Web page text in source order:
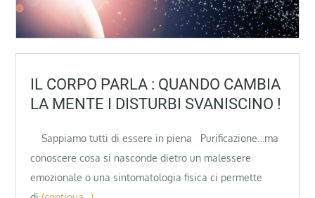
IL CORPO PARLA : QUANDO CAMBIA
LA MENTE I DISTURBI SVANISCINO !
Sappiamo tutti di essere in piena Purificazione…ma
conoscere cosa si nasconde dietro un malessere
emozionale o una sintomatologia fisica ci permette